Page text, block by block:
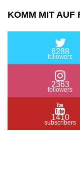
KOMM MIT AUF
6288
followers
2363
followers
1410
subscribers